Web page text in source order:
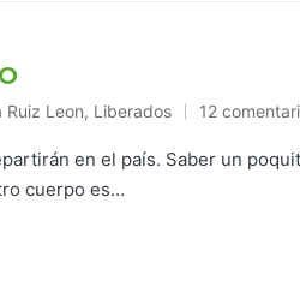
Ruiz Leon, Liberados 12
en el país. Saber un
cuerpo es…